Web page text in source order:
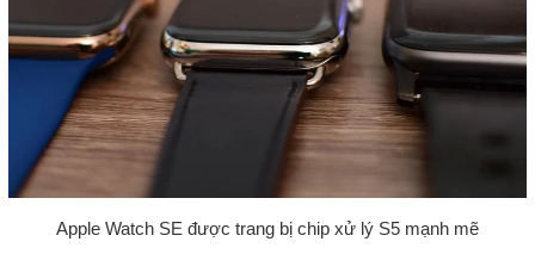
Apple Watch SE được trang bị chip xử lý S5 mạnh mẽ